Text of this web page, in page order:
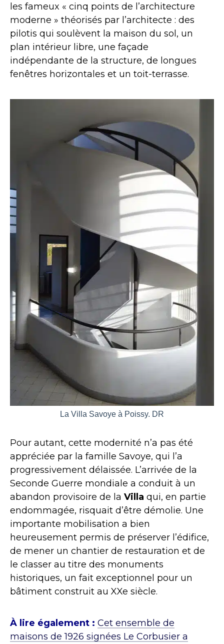
les fameux « cinq points de l’architecture
moderne » théorisés par l’architecte : des
pilotis qui soulèvent la maison du sol, un
plan intérieur libre, une façade
indépendante de la structure, de longues
fenêtres horizontales et un toit-terrasse.
La Villa Savoye à Poissy. DR
Pour autant, cette modernité n’a pas été
appréciée par la famille Savoye, qui l’a
progressivement délaissée. L’arrivée de la
Seconde Guerre mondiale a conduit à un
abandon provisoire de la Villa qui, en partie
endommagée, risquait d’être démolie. Une
importante mobilisation a bien
heureusement permis de préserver l’édifice,
de mener un chantier de restauration et de
le classer au titre des monuments
historiques, un fait exceptionnel pour un
bâtiment construit au XXe siècle.
À lire également : Cet ensemble de
maisons de 1926 signées Le Corbusier a